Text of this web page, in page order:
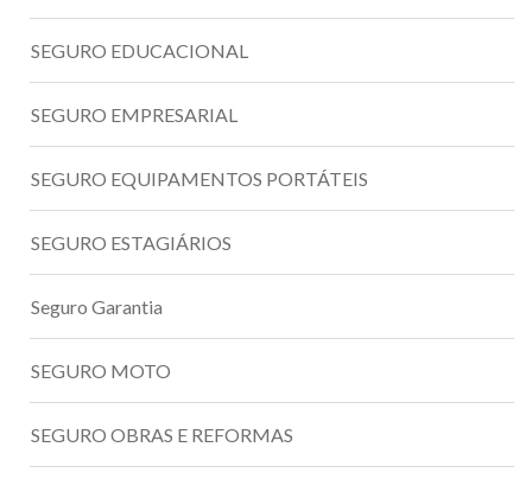
SEGURO EDUCACIONAL
SEGURO EMPRESARIAL
SEGURO EQUIPAMENTOS PORTÁTEIS
SEGURO ESTAGIÁRIOS
Seguro Garantia
SEGURO MOTO
SEGURO OBRAS E REFORMAS